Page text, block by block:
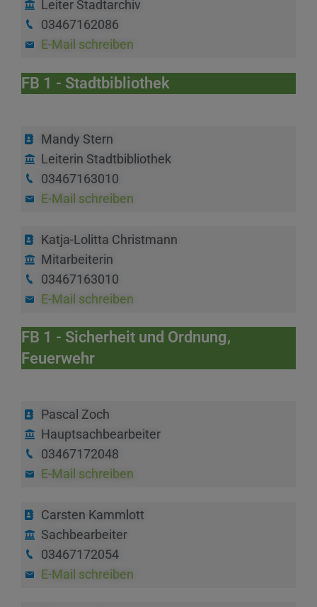
Leiter Stadtarchiv
03467162086
E-Mail schreiben
FB 1 - Stadtbibliothek
Mandy Stern
Leiterin Stadtbibliothek
03467163010
E-Mail schreiben
Katja-Lolitta Christmann
Mitarbeiterin
03467163010
E-Mail schreiben
FB 1 - Sicherheit und Ordnung,
Feuerwehr
Pascal Zoch
Hauptsachbearbeiter
03467172048
E-Mail schreiben
Carsten Kammlott
Sachbearbeiter
03467172054
E-Mail schreiben